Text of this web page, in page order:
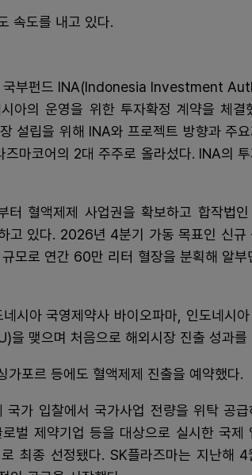
속도를 내고 있다.
국부펀드 INA(Indonesia Investment
아의 운영을 위한 투자확정 계약을 체결
설립을 위해 INA와 프로젝트 방향과 주
마코어의 2대 주주로 올라섰다. INA의
터 혈액제제 사업권을 확보하고 합작법
고 있다. 2026년 4분기 가동 목표인 신규
모로 연간 60만 리터 혈장을 분획해 알부
시아 국영제약사 바이오파마, 인도네시아
을 맺으며 처음으로 해외시장 진출 성과를
포르 등에도 혈액제제 진출을 예약했다.
가 입찰에서 국가사업 전량을 위탁 공
벌 제약기업 등을 대상으로 실시한 국제
최종 선정됐다. SK플라즈마는 지난해 4